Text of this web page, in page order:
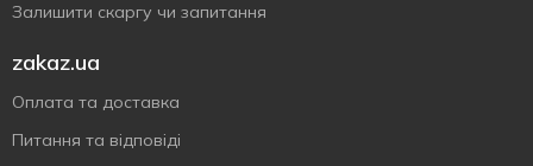
Залишити скаргу чи запитання
zakaz.ua
Оплата та доставка
Питання та відповіді